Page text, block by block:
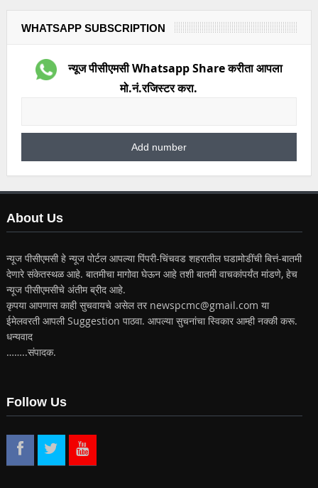
WHATSAPP SUBSCRIPTION
न्यूज पीसीएमसी Whatsapp Share करीता आपला
मो.नं.रजिस्टर करा.
About Us
न्यूज पीसीएमसी हे न्यूज पोर्टल आपल्या पिंपरी-चिंचवड शहरातील घडामोडींची बित्तं-बातमी
देणारे संकेतस्थळ आहे. बातमीचा मागोवा घेऊन आहे तशी बातमी वाचकांपर्यंत मांडणे, हेच
न्यूज पीसीएमसीचे अंतीम ब्रीद आहे.
कृपया आपणास काही सुचवायचे असेल तर newspcmc@gmail.com या
ईमेलवरती आपली Suggestion पाठवा. आपल्या सुचनांचा स्विकार आम्ही नक्की करू.
धन्यवाद
……..संपादक.
Follow Us